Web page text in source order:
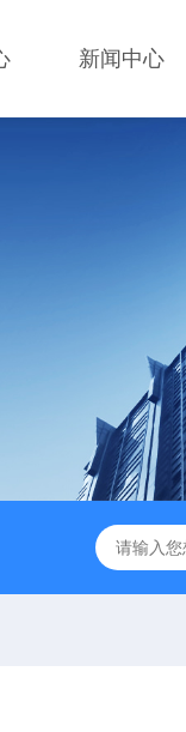
新闻中心
定仪